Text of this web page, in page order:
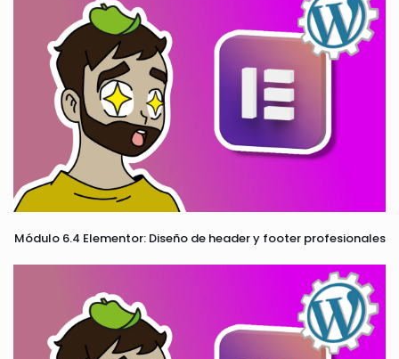
Módulo 6.4 Elementor: Diseño de header y footer profesionales